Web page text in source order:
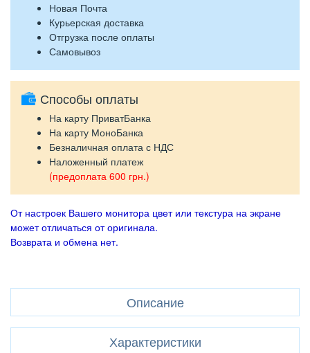
Новая Почта
Курьерская доставка
Отгрузка после оплаты
Самовывоз
Способы оплаты
На карту ПриватБанка
На карту МоноБанка
Безналичная оплата с НДС
Наложенный платеж
(предоплата 600 грн.)
От настроек Вашего монитора цвет или текстура на экране
может отличаться от оригинала.
Возврата и обмена нет.
Описание
Характеристики